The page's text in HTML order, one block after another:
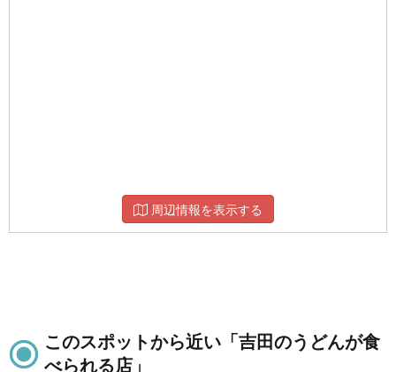
周辺情報を表示する
このスポットから近い「吉田のうどんが食
べられる店」